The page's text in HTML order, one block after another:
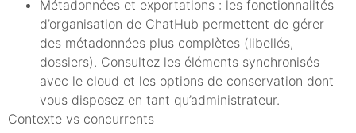
Métadonnées et exportations : les fonctionnalités
d’organisation de ChatHub permettent de gérer
des métadonnées plus complètes (libellés,
dossiers). Consultez les éléments synchronisés
avec le cloud et les options de conservation dont
vous disposez en tant qu’administrateur.
Contexte vs concurrents